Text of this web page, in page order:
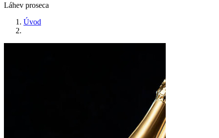
Láhev proseca
Úvod